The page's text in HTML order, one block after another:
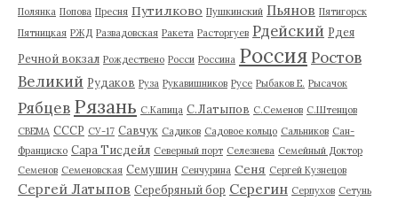
Полянка Попова Пресня Путилково Пушкинский Пьянов Пятигорск
Пятницкая РЖД Развадовская Ракета Расторгуев Рдейский Рдея
Речной вокзал Рождествено Росси Россина Россия Ростов
Великий Рудаков Руза Рукавишников Русе Рыбаков Е. Рысачок
Рябцев Рязань С.Капица С.Латыпов С.Семенов С.Штенцов
СВЕМА СССР СУ-17 Савчук Садиков Садовое кольцо Сальников Сан-
Франциско Сара Тисдейл Северный порт Селезнева Семейный Доктор
Семенов Семеновская Семушин Сенчурина Сеня Сергей Кузнецов
Сергей Латыпов Серебряный бор Серегин Серпухов Сетунь